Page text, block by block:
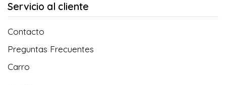
Servicio al cliente
Contacto
Preguntas Frecuentes
Carro